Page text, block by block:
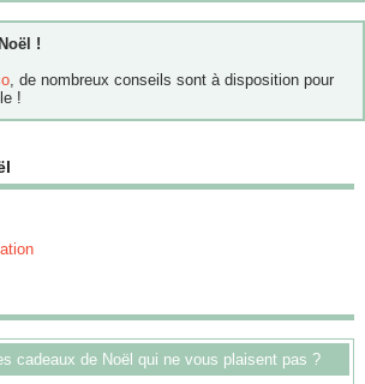
!
, de nombreux conseils sont à disposition pour
!
cadeaux de Noël qui ne vous plaisent pas ?